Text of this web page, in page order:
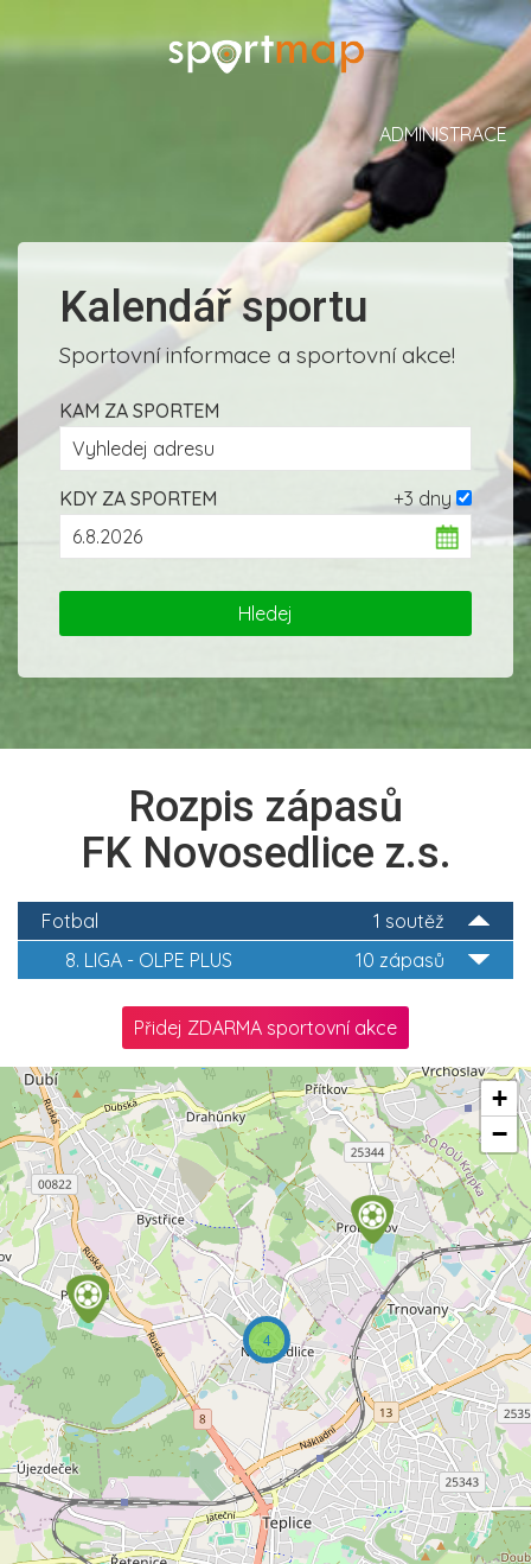
ADMINISTRACE
Kalendář sportu
Sportovní informace a sportovní akce!
KAM ZA SPORTEM
+3 dny
KDY ZA SPORTEM
Rozpis zápasů
FK Novosedlice z.s.
1 soutěž
Fotbal
10 zápasů
8. LIGA - OLPE PLUS
Přidej ZDARMA sportovní akce
4
+
−